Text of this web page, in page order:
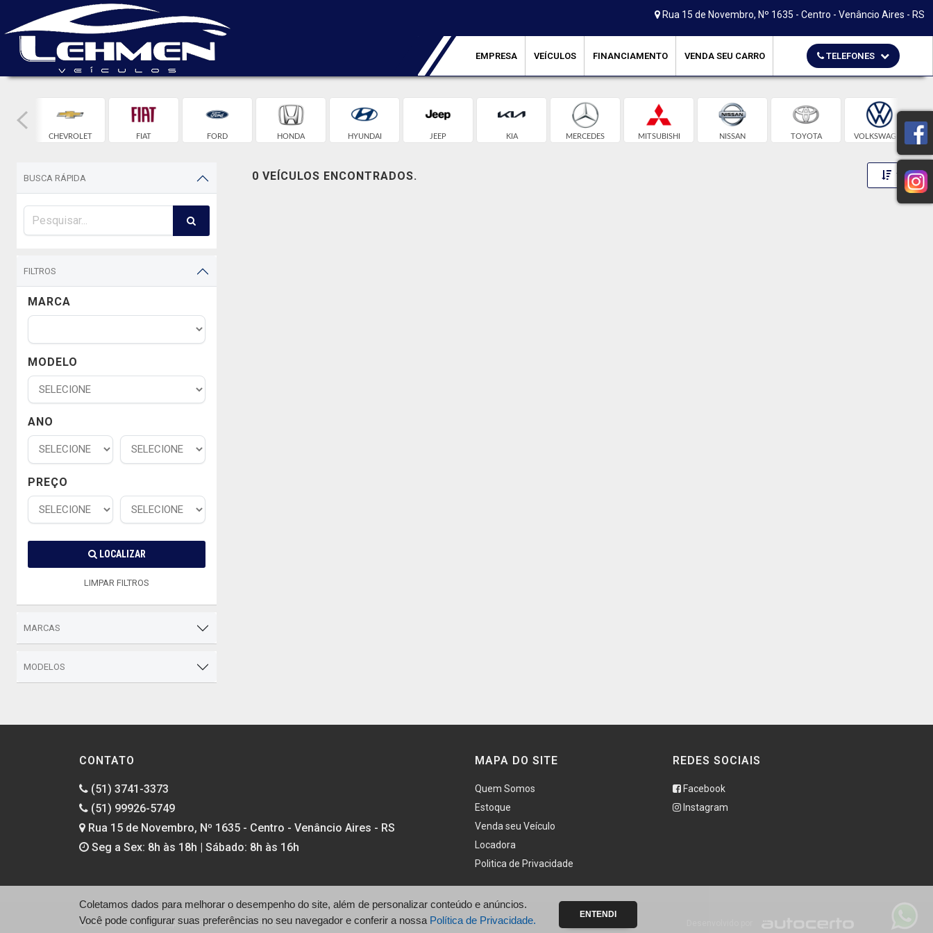
Rua 15 de Novembro, Nº 1635 - Centro - Venâncio Aires - RS
EMPRESA VEÍCULOS FINANCIAMENTO VENDA SEU CARRO TELEFONES
CHEVROLET FIAT FORD HONDA HYUNDAI JEEP KIA MERCEDES MITSUBISHI NISSAN TOYOTA VOLKSWAGEN
BUSCA RÁPIDA
FILTROS
MARCA
MODELO
ANO
PREÇO
LOCALIZAR
LIMPAR FILTROS
MARCAS
MODELOS
0 VEÍCULOS ENCONTRADOS. Toggle
CONTATO
(51) 3741-3373
(51) 99926-5749
Rua 15 de Novembro, Nº 1635 - Centro - Venâncio Aires - RS
Seg a Sex: 8h às 18h | Sábado: 8h às 16h
MAPA DO SITE
Quem Somos
Estoque
Venda seu Veículo
Locadora
Politica de Privacidade
REDES SOCIAIS
Facebook
Instagram
© Lehmen Veículos - http://lehmenveiculos.com.br/
Coletamos dados para melhorar o desempenho do site, além de personalizar conteúdo e anúncios.
Você pode configurar suas preferências no seu navegador e conferir a nossa Política de Privacidade. ENTENDI